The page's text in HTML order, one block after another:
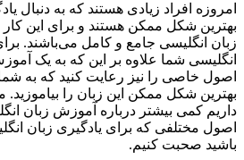
امروزه افراد زیادی هستند که به دنبال
بهترین شکل ممکن هستند و برای این کار
زبان انگلیسی جامع و کامل می‌باشند.
انگلیسی شما علاوه بر این که به یک
اصول خاصی را نیز رعایت کنید که به شما
بهترین شکل ممکن این زبان را
داریم کمی بیشتر درباره آموزش زبان
اصول مختلفی که برای یادگیری زبان
باشید صحبت کنیم.